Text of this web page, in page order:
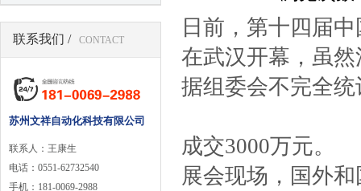
联系我们 / CONTACT
苏州文祥自动化科技有限公司
联系人：王康生
电话 ： 0551-62732540
手机 ： 181-0069-2988
日前，第十四届
在武汉开幕，虽
据组委会不完全
成交3000万元。
展会现场，国外